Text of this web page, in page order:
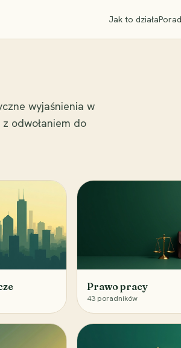
Jak to działa
wyjaśnienia w
odwołaniem do
Prawo pracy
43 poradników